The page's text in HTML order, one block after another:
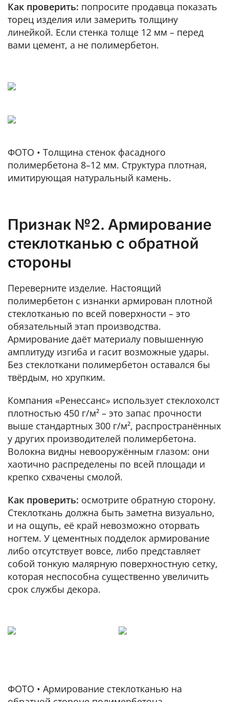
Как проверить: попросите продавца показать
торец изделия или замерить толщину
линейкой. Если стенка толще 12 мм – перед
вами цемент, а не полимербетон.
ФОТО • Толщина стенок фасадного
полимербетона 8–12 мм. Структура плотная,
имитирующая натуральный камень.
Признак №2. Армирование
стеклотканью с обратной
стороны
Переверните изделие. Настоящий
полимербетон с изнанки армирован плотной
стеклотканью по всей поверхности – это
обязательный этап производства.
Армирование даёт материалу повышенную
амплитуду изгиба и гасит возможные удары.
Без стеклоткани полимербетон оставался бы
твёрдым, но хрупким.
Компания «Ренессанс» использует стеклохолст
плотностью 450 г/м² – это запас прочности
выше стандартных 300 г/м², распространённых
у других производителей полимербетона.
Волокна видны невооружённым глазом: они
хаотично распределены по всей площади и
крепко схвачены смолой.
Как проверить: осмотрите обратную сторону.
Стеклоткань должна быть заметна визуально,
и на ощупь, её край невозможно оторвать
ногтем. У цементных подделок армирование
либо отсутствует вовсе, либо представляет
собой тонкую малярную поверхностную сетку,
которая неспособна существенно увеличить
срок службы декора.
ФОТО • Армирование стеклотканью на